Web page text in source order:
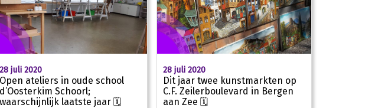
28 juli 2020
Open ateliers in oude school
d’Oosterkim Schoorl;
waarschijnlijk laatste jaar 🗓
28 juli 2020
Dit jaar twee kunstmarkten op
C.F. Zeilerboulevard in Bergen
aan Zee 🗓